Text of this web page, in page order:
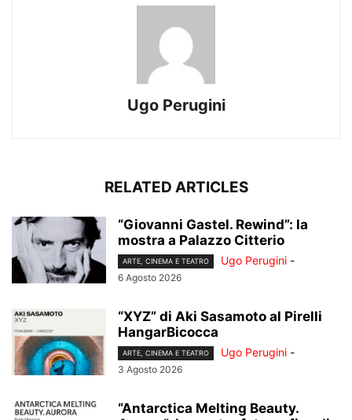
Ugo Perugini
RELATED ARTICLES
“Giovanni Gastel. Rewind”: la
mostra a Palazzo Citterio
ARTE, CINEMA E TEATRO Ugo Perugini -
6 Agosto 2026
“XYZ” di Aki Sasamoto al Pirelli
HangarBicocca
ARTE, CINEMA E TEATRO Ugo Perugini -
3 Agosto 2026
“Antarctica Melting Beauty.